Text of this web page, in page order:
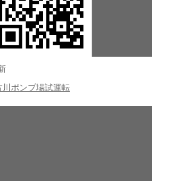
ポンプ場試運転